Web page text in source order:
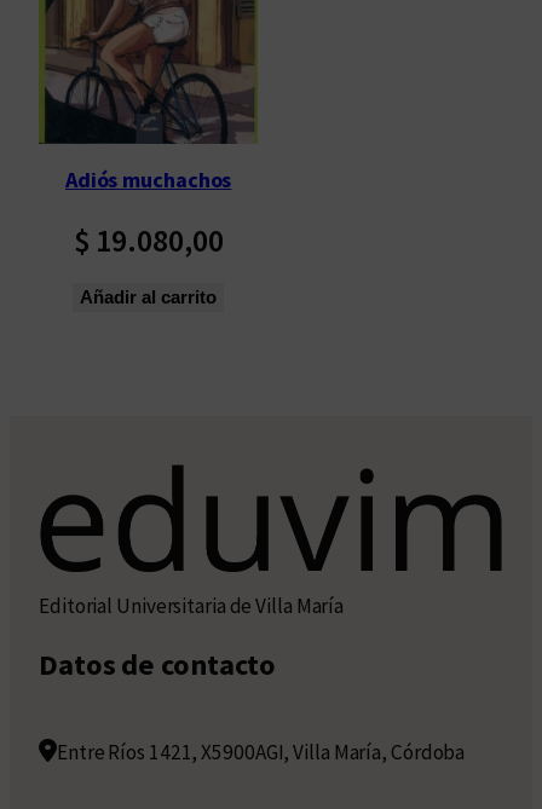
Adiós muchachos
$ 19.080,00
Añadir al carrito
Editorial Universitaria de Villa María
Datos de contacto
Entre Ríos 1421, X5900AGI, Villa María, Córdoba